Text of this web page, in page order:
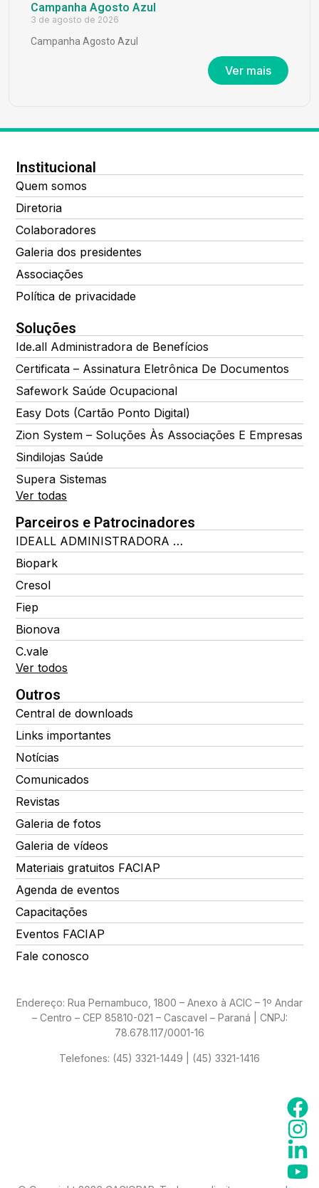
Campanha Agosto Azul
3 de agosto de 2026
Campanha Agosto Azul
Ver mais
Institucional
Quem somos
Diretoria
Colaboradores
Galeria dos presidentes
Associações
Política de privacidade
Soluções
Ide.all Administradora de Benefícios
Certificata – Assinatura Eletrônica De Documentos
Safework Saúde Ocupacional
Easy Dots (Cartão Ponto Digital)
Zion System – Soluções Às Associações E Empresas
Sindilojas Saúde
Supera Sistemas
Ver todas
Parceiros e Patrocinadores
IDEALL ADMINISTRADORA DE BENEFÍCIOS
Biopark
Cresol
Fiep
Bionova
C.vale
Ver todos
Outros
Central de downloads
Links importantes
Notícias
Comunicados
Revistas
Galeria de fotos
Galeria de vídeos
Materiais gratuitos FACIAP
Agenda de eventos
Capacitações
Eventos FACIAP
Fale conosco
Endereço: Rua Pernambuco, 1800 – Anexo à ACIC – 1º Andar
– Centro – CEP 85810-021 – Cascavel – Paraná | CNPJ:
78.678.117/0001-16
Telefones: (45) 3321-1449 | (45) 3321-1416